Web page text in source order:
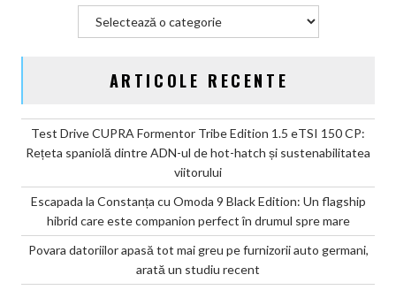
modele
ARTICOLE RECENTE
Test Drive CUPRA Formentor Tribe Edition 1.5 eTSI 150 CP:
Rețeta spaniolă dintre ADN-ul de hot-hatch și sustenabilitatea
viitorului
Escapada la Constanța cu Omoda 9 Black Edition: Un flagship
hibrid care este companion perfect în drumul spre mare
Povara datoriilor apasă tot mai greu pe furnizorii auto germani,
arată un studiu recent